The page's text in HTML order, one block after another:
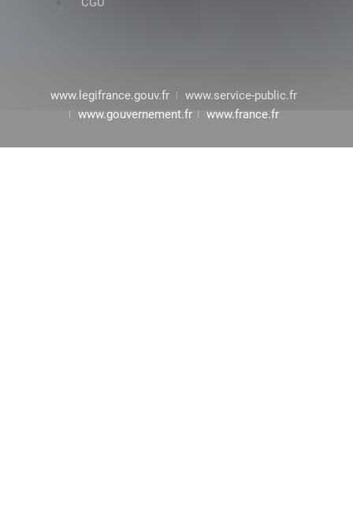
www.legifrance.gouv.fr
www.service-public.fr
www.gouvernement.fr
www.france.fr